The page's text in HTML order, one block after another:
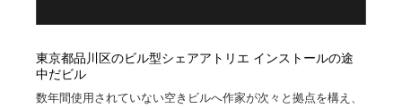
東京都品川区のビル型シェアアトリエ インストールの途
中だビル
数年間使用されていない空きビルへ作家が次々と拠点を構え、